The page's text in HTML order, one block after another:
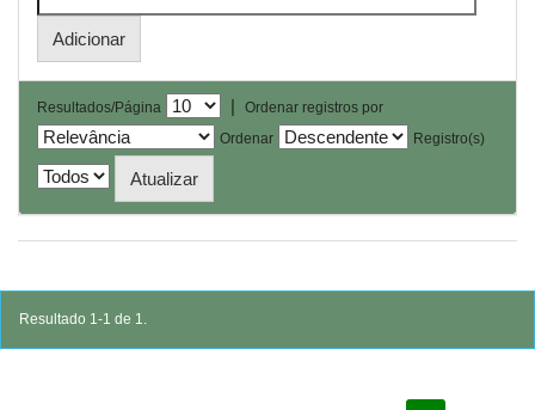
Resultados/Página |
Ordenar registros por
Ordenar
Registro(s)
Resultado 1-1 de 1.